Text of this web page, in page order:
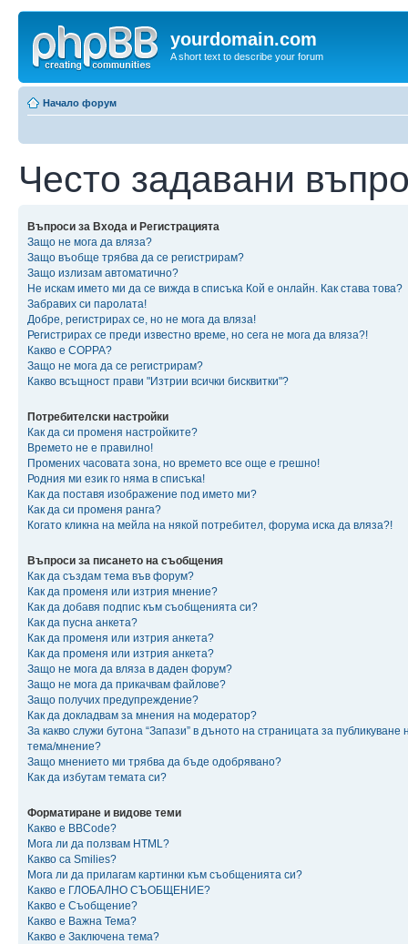
yourdomain.com
A short text to describe your forum
Начало форум
Често задавани
Въпроси за Входа и Регистрацията
Защо не мога да вляза?
Защо въобще трябва да се регистрирам?
Защо излизам автоматично?
Не искам името ми да се вижда в списъка Кой е онлайн. Как става това?
Забравих си паролата!
Добре, регистрирах се, но не мога да вляза!
Регистрирах се преди известно време, но сега не мога да вляза?!
Какво е COPPA?
Защо не мога да се регистрирам?
Какво всъщност прави "Изтрии всички бисквитки"?
Потребителски настройки
Как да си променя настройките?
Времето не е правилно!
Промених часовата зона, но времето все още е грешно!
Родния ми език го няма в списъка!
Как да поставя изображение под името ми?
Как да си променя ранга?
Когато кликна на мейла на някой потребител, форума иска да вляза?!
Въпроси за писането на съобщения
Как да създам тема във форум?
Как да променя или изтрия мнение?
Как да добавя подпис към съобщенията си?
Как да пусна анкета?
Как да променя или изтрия анкета?
Как да променя или изтрия анкета?
Защо не мога да вляза в даден форум?
Защо не мога да прикачвам файлове?
Защо получих предупреждение?
Как да докладвам за мнения на модератор?
За какво служи бутона “Запази” в дъното на страницата за публикуване
тема/мнение?
Защо мнението ми трябва да бъде одобрявано?
Как да избутам темата си?
Форматиране и видове теми
Какво е BBCode?
Мога ли да ползвам HTML?
Какво са Smilies?
Мога ли да прилагам картинки към съобщенията си?
Какво е ГЛОБАЛНО СЪОБЩЕНИЕ?
Какво е Съобщение?
Какво е Важна Тема?
Какво е Заключена тема?